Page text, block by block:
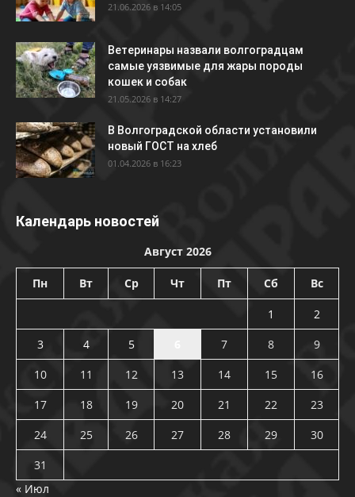
21.06.2026 в 14:05
Ветеринары назвали волгоградцам
самые уязвимые для жары породы
кошек и собак
21.05.2026 в 14:27
В Волгоградской области установили
новый ГОСТ на хлеб
01.04.2026 в 16:23
Календарь новостей
Август 2026
Пн Вт Ср Чт Пт Сб Вс
1
2
3
4 5 7 8
9
10
11 12 13 14 15
16
17
18 19 20 21 22
23
24
25 26 27 28 29
30
31
« Июл